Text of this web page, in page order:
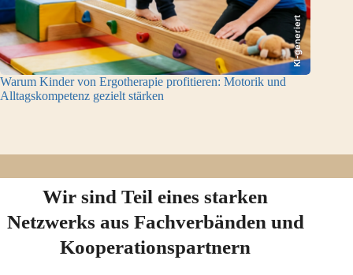
KI-generiert
Warum Kinder von Ergotherapie profitieren: Motorik und
Alltagskompetenz gezielt stärken
Wir sind Teil eines starken
Netzwerks aus Fachverbänden und
Kooperationspartnern